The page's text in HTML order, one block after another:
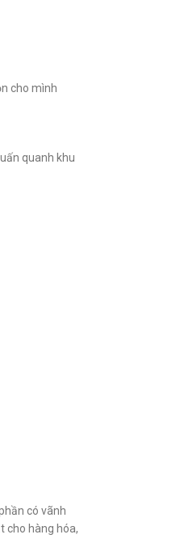
cho mình
quanh khu
có vãnh
cho hàng hóa,